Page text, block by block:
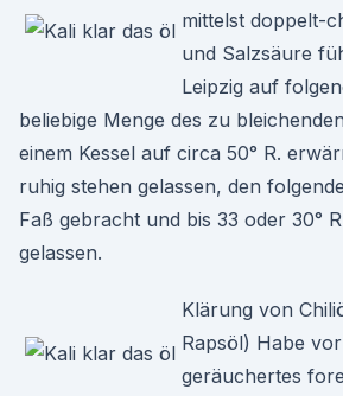
mittelst doppelt-
und Salzsäure
Leipzig auf
beliebige Menge des zu
einem Kessel auf circa 50° R.
ruhig stehen gelassen, den
Faß gebracht und bis 33 oder 30°
gelassen.
Klärung von
Rapsöl) Habe
geräuchertes